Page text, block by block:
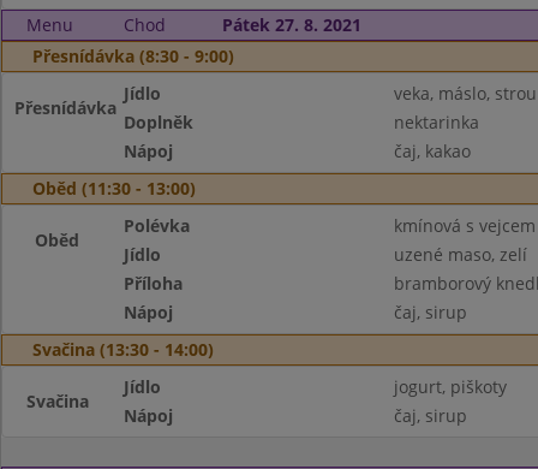
Menu
Chod
Pátek 27. 8. 2021
Přesnídávka (8:30 - 9:00)
Přesnídávka
Jídlo
veka, máslo,
Doplněk
nektarinka
Nápoj
čaj, kakao
Oběd (11:30 - 13:00)
Oběd
Polévka
kmínová s vejcem
Jídlo
uzené maso, zelí
Příloha
bramborový
Nápoj
čaj, sirup
Svačina (13:30 - 14:00)
Svačina
Jídlo
jogurt, piškoty
Nápoj
čaj, sirup